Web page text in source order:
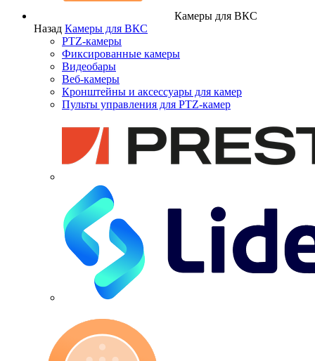
Камеры для ВКС
Назад Камеры для ВКС
PTZ-камеры
Фиксированные камеры
Видеобары
Веб-камеры
Кронштейны и аксессуары для камер
Пульты управления для PTZ-камер